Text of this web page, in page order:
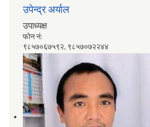
उपेन्द्र अर्याल
उपाध्यक्ष
फोन नं:
९८५७०६७५९२, ९८५७०७२२४४